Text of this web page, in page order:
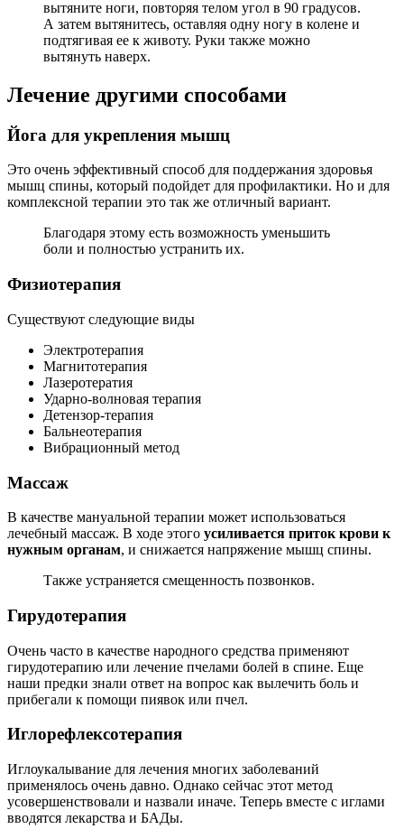
вытяните ноги, повторяя телом угол в 90 градусов.
А затем вытянитесь, оставляя одну ногу в колене и
подтягивая ее к животу. Руки также можно
вытянуть наверх.
Лечение другими способами
Йога для укрепления мышц
Это очень эффективный способ для поддержания здоровья
мышц спины, который подойдет для профилактики. Но и для
комплексной терапии это так же отличный вариант.
Благодаря этому есть возможность уменьшить
боли и полностью устранить их.
Физиотерапия
Существуют следующие виды
Электротерапия
Магнитотерапия
Лазеротератия
Ударно-волновая терапия
Детензор-терапия
Бальнеотерапия
Вибрационный метод
Массаж
В качестве мануальной терапии может использоваться
лечебный массаж. В ходе этого усиливается приток крови к
нужным органам, и снижается напряжение мышц спины.
Также устраняется смещенность позвонков.
Гирудотерапия
Очень часто в качестве народного средства применяют
гирудотерапию или лечение пчелами болей в спине. Еще
наши предки знали ответ на вопрос как вылечить боль и
прибегали к помощи пиявок или пчел.
Иглорефлексотерапия
Иглоукалывание для лечения многих заболеваний
применялось очень давно. Однако сейчас этот метод
усовершенствовали и назвали иначе. Теперь вместе с иглами
вводятся лекарства и БАДы.